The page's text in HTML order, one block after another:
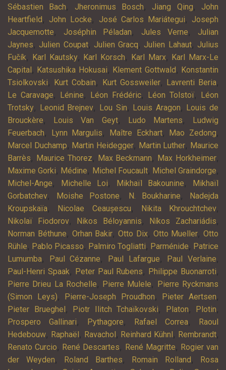
Sébastien Bach, Jheronimus Bosch, Jiang Qing, John
Heartfield , John Locke, José Carlos Mariátegui, Joseph
Jacquemotte, Joséphin Péladan, Jules Verne, Julian
Jaynes, Julien Coupat, Julien Gracq, Julien Lahaut, Julius
Fučík, Karl Kautsky, Karl Korsch, Karl Marx, Karl Marx-Le
Capital , Katsushika Hokusai, Klement Gottwald , Konstantin
Tsiolkovski, Kurt Cobain, Kurt Gossweiler, Lavrenti Beria,
Le Caravage, Lénine, Léon Frédéric, Léon Tolstoï,
Léon
Trotsky, Leonid Brejnev, Lou Sin, Louis Aragon, Louis de
Brouckère, Louis Van Geyt, Ludo Martens,
Ludwig
Feuerbach, Lynn Margulis, Maître Eckhart, Mao Zedong,
Marcel Duchamp, Martin Heidegger, Martin Luther, Maurice
Barrès, Maurice Thorez, Max Beckmann, Max Horkheimer,
Maxime Gorki, Médine, Michel Foucault, Michel Graindorge,
Michel-Ange, Michelle Loi, Mikhaïl Bakounine,
Mikhaïl
Gorbatchev, Moishe Postone, N. Boukharine,
Nadejda
Kroupskaïa, Nicolae Ceaușescu, Nikita Khrouchtchev,
Nikolaï Fiodorov, Nikos Béloyannis, Níkos Zachariádis,
Norman Béthune, Orhan Bakir, Otto Dix, Otto Mueller, Otto
Rühle, Pablo Picasso, Palmiro Togliatti, Parménide, Patrice
Lumumba, Paul Cézanne, Paul Lafargue, Paul Verlaine,
Paul-Henri Spaak, Peter Paul Rubens, Philippe Buonarroti,
Pierre Drieu La Rochelle, Pierre Mulele,
Pierre Ryckmans
(Simon Leys), Pierre-Joseph Proudhon, Pieter Aertsen,
Pieter Brueghel , Piotr Ilitch Tchaïkovski, Platon, Plotin,
Prospero Gallinari, Pythagore, Rafael Correa,
Raoul
Hedebouw, Raphaël , Ravachol , Reinhard Kühnl , Rembrandt,
Renato Curcio, René Descartes, René Magritte, Rogier van
der Weyden, Roland Barthes, Romain Rolland ,
Rosa